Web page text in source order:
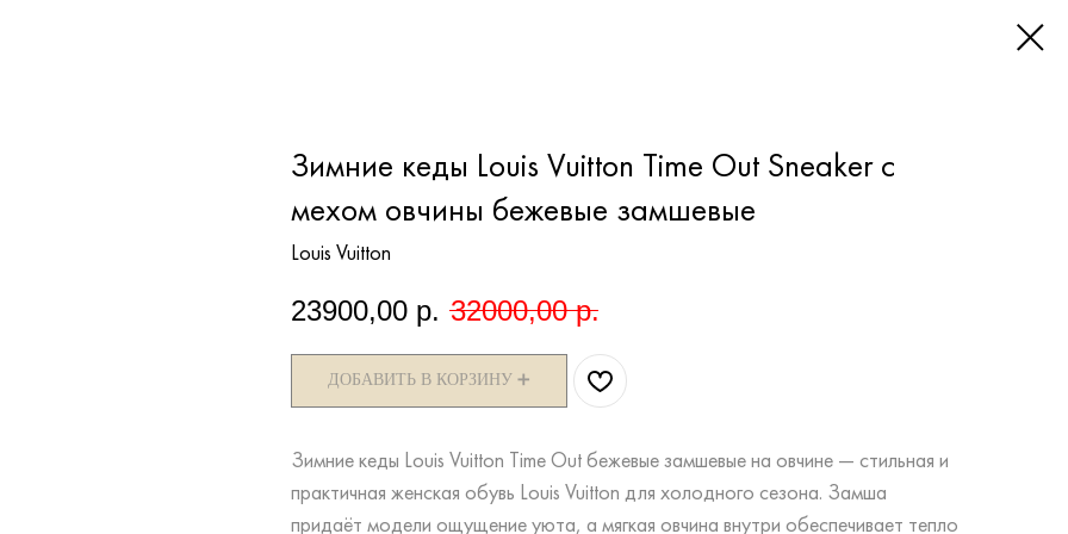
Зимние кеды Louis Vuitton Time Out Sneaker с
мехом овчины бежевые замшевые
Louis Vuitton
23900,00 р. 32000,00 р.
ДОБАВИТЬ В КОРЗИНУ ➕
Зимние кеды Louis Vuitton Time Out бежевые замшевые на овчине — стильная и
практичная женская обувь Louis Vuitton для холодного сезона. Замша
придаёт модели ощущение уюта, а мягкая овчина внутри обеспечивает тепло